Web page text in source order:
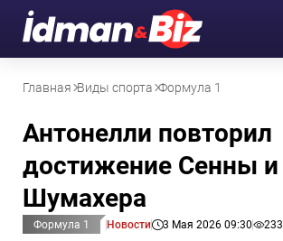
Главная Виды спорта Формула 1
Антонелли повторил
достижение Сенны и
Шумахера
Формула 1 Новости 3 Мая 2026 09:30 233